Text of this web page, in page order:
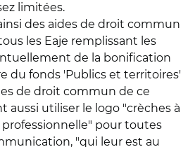
limitées.
des aides de droit commun
les Eaje remplissant les
de la bonification
du fonds 'Publics et territoires'
de droit commun de ce
aussi utiliser le logo "crèches à
pour toutes
"qui leur est au